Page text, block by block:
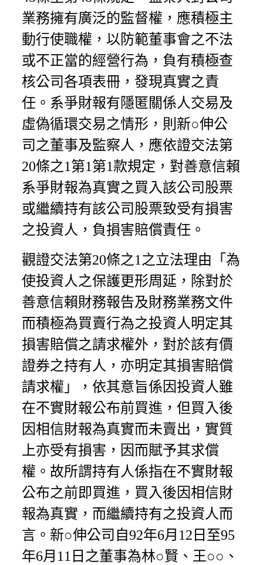
業務擁有廣泛的監督權，應積極主
動行使職權，以防範董事會之不法
或不正當的經營行為，負有積極查
核公司各項表冊，發現真實之責
任。系爭財報有隱匿關係人交易及
虛偽循環交易之情形，則新○伸公
司之董事及監察人，應依證交法第
20條之1第1第1款規定，對善意信賴
系爭財報為真實之買入該公司股票
或繼續持有該公司股票致受有損害
之投資人，負損害賠償責任。
觀證交法第20條之1之立法理由「為
使投資人之保護更形周延，除對於
善意信賴財務報告及財務業務文件
而積極為買賣行為之投資人明定其
損害賠償之請求權外，對於該有價
證券之持有人，亦明定其損害賠償
請求權」，依其意旨係因投資人雖
在不實財報公布前買進，但買入後
因相信財報為真實而未賣出，實質
上亦受有損害，因而賦予其求償
權。故所謂持有人係指在不實財報
公布之前即買進，買入後因相信財
報為真實，而繼續持有之投資人而
言。新○伸公司自92年6月12日至95
年6月11日之董事為林○賢、王○○、